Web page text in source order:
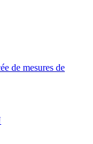
de mesures de